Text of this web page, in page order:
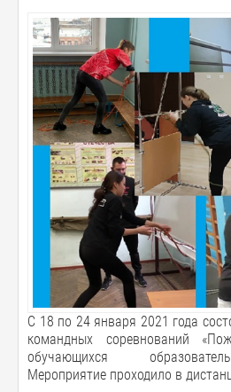
С 18 по 24 января 2021 года
командных соревнований
обучающихся
Мероприятие проходило в